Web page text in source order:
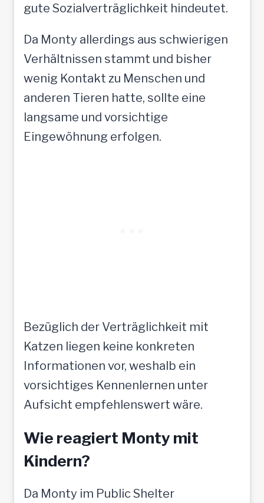
gute Sozialverträglichkeit hindeutet.
Da Monty allerdings aus schwierigen
Verhältnissen stammt und bisher
wenig Kontakt zu Menschen und
anderen Tieren hatte, sollte eine
langsame und vorsichtige
Eingewöhnung erfolgen.
Bezüglich der Verträglichkeit mit
Katzen liegen keine konkreten
Informationen vor, weshalb ein
vorsichtiges Kennenlernen unter
Aufsicht empfehlenswert wäre.
Wie reagiert Monty mit
Kindern?
Da Monty im Public Shelter